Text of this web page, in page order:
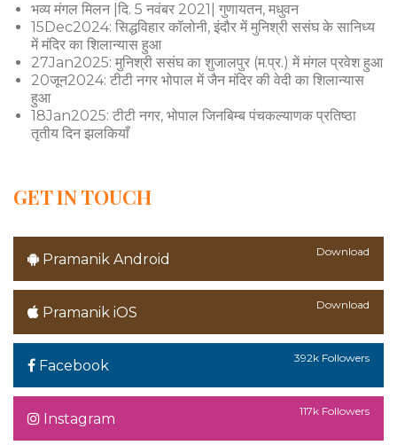
भव्य मंगल मिलन |दि. 5 नवंबर 2021| गुणायतन, मधुवन
15Dec2024: सिद्धविहार कॉलोनी, इंदौर में मुनिश्री ससंघ के सानिध्य
में मंदिर का शिलान्यास हुआ
27Jan2025: मुनिश्री ससंघ का शुजालपुर (म.प्र.) में मंगल प्रवेश हुआ
20जून2024: टीटी नगर भोपाल में जैन मंदिर की वेदी का शिलान्यास
हुआ
18Jan2025: टीटी नगर, भोपाल जिनबिम्ब पंचकल्याणक प्रतिष्ठा
तृतीय दिन झलकियाँ
GET IN TOUCH
Pramanik Android Download
Pramanik iOS Download
Facebook 392k Followers
Instagram 117k Followers